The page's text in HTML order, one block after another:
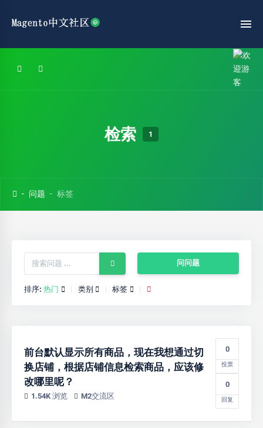
检索 1
问题 标签
问问题
排序: 热门 类别 标签
前台默认显示所有商品，现在我想通过切
换店铺，根据店铺信息检索商品，应该修
改哪里呢？
1.54K 浏览 M2交流区
0
投票
0
回复